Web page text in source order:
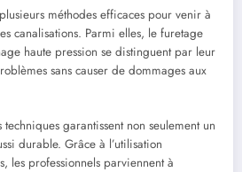
méthodes efficaces pour venir à
canalisations. Parmi elles, le furetage
haute pression se distinguent par leur
sans causer de dommages aux
techniques garantissent non seulement un
durable. Grâce à l’utilisation
les professionnels parviennent à